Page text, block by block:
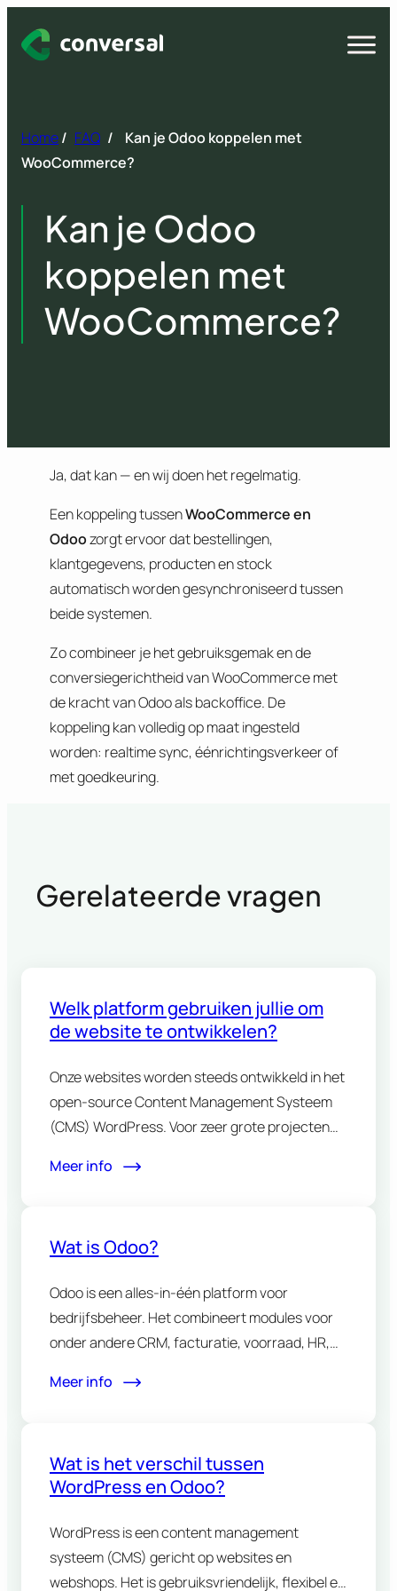
naar
Open
Home/ FAQ /
Kan je Odoo koppelen met
WooCommerce?
Kan je Odoo
koppelen met
WooCommerce?
Ja, dat kan — en wij doen het regelmatig.
Een koppeling tussenWooCommerce en
Odoozorgt ervoor dat bestellingen,
klantgegevens, producten en stock
automatisch worden gesynchroniseerd tussen
beide systemen.
Zo combineer je het gebruiksgemak en de
conversiegerichtheid van WooCommerce met
de kracht van Odoo als backoffice. De
koppeling kan volledig op maat ingesteld
worden: realtime sync, éénrichtingsverkeer of
met goedkeuring.
Gerelateerde vragen
Welk platform gebruiken jullie om
de website te ontwikkelen?
Onze websites worden steeds ontwikkeld in het
open-source Content Management Systeem
(CMS) WordPress. Voor zeer grote projecten
Meer info
Wat is Odoo?
Odoo is een alles-in-één platform voor
bedrijfsbeheer. Het combineert modules voor
onder andere CRM, facturatie, voorraad, HR,
Meer info
Wat is het verschil tussen
WordPress en Odoo?
WordPress is een content management
systeem (CMS) gericht op websites en
webshops. Het is gebruiksvriendelijk, flexibel en